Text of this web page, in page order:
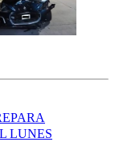
LUNES